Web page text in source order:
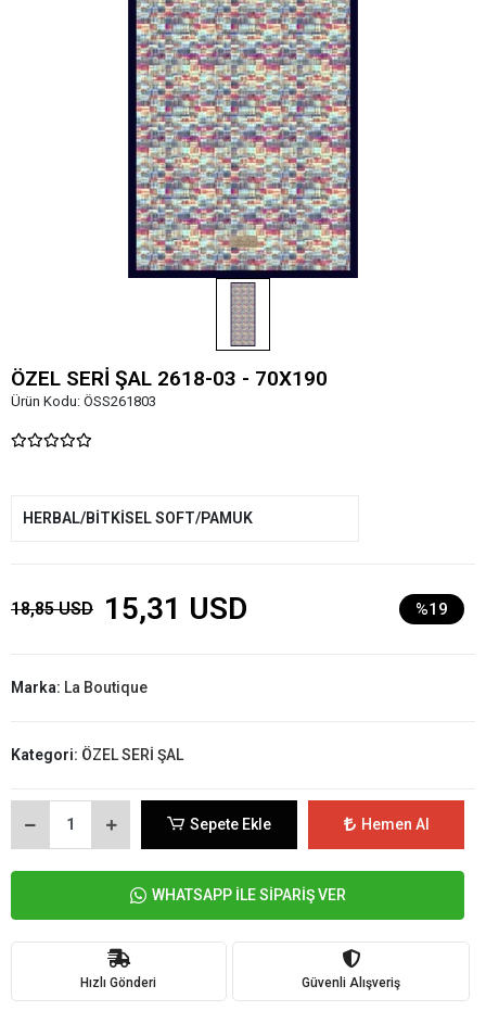
ÖZEL SERİ ŞAL 2618-03 - 70X190
Ürün Kodu: ÖSS261803
HERBAL/BİTKİSEL SOFT/PAMUK
18,85 USD 15,31 USD %19
Marka: La Boutique
Kategori: ÖZEL SERİ ŞAL
Sepete Ekle Hemen Al
WHATSAPP İLE SİPARİŞ VER
Hızlı Gönderi Güvenli Alışveriş